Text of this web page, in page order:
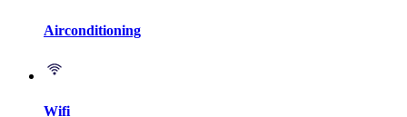
Airconditioning
Wifi